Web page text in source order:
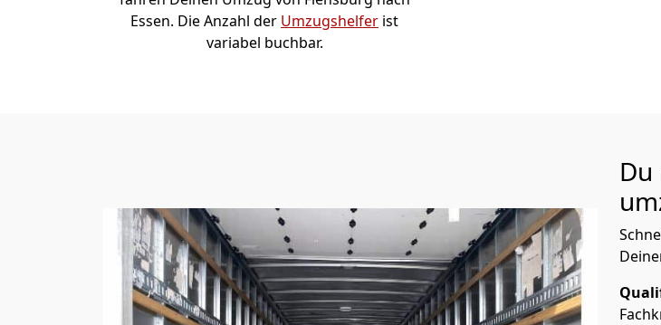
Essen. Die Anzahl der Umzugshelfer ist
variabel buchbar.